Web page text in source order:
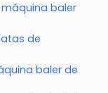
baler
de
baler de